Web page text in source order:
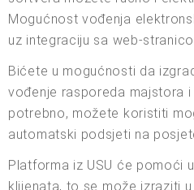
Mogućnost vođenja
uz integraciju sa web-
Bićete u mogućnosti da
vođenje rasporeda majstora
potrebno, možete koristiti
automatski podsjeti na
Platforma iz USU će pomoći
klijenata, to se može izraziti